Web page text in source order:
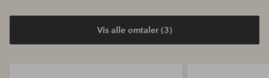
Vis alle omtaler (3)